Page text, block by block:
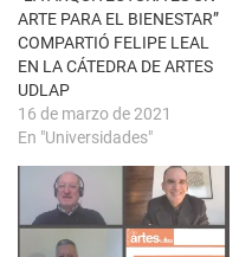
t
a
n
n
u
e
v
a
)
S
e
a
b
e
e
n
u
n
n
ARTE PARA EL BIENESTAR”
COMPARTIÓ FELIPE LEAL
EN LA CÁTEDRA DE ARTES
UDLAP
16 de marzo de 2021
En "Universidades"